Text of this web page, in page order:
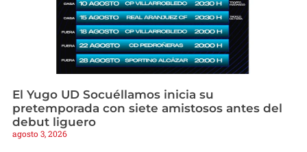
El Yugo UD Socuéllamos inicia su
pretemporada con siete amistosos antes del
debut liguero
agosto 3, 2026